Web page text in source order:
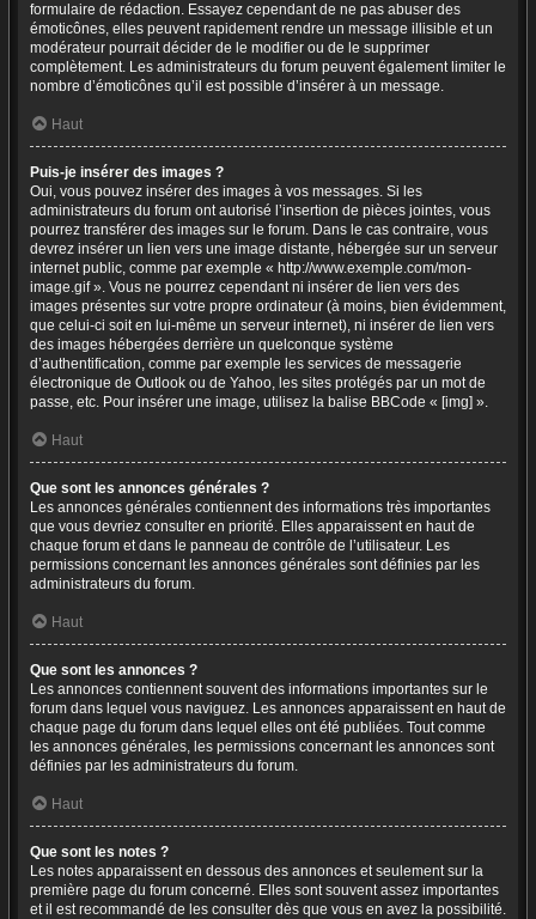
formulaire de rédaction. Essayez cependant de ne pas abuser des
émoticônes, elles peuvent rapidement rendre un message illisible et un
modérateur pourrait décider de le modifier ou de le supprimer
complètement. Les administrateurs du forum peuvent également limiter le
nombre d’émoticônes qu’il est possible d’insérer à un message.
Haut
Puis-je insérer des images ?
Oui, vous pouvez insérer des images à vos messages. Si les
administrateurs du forum ont autorisé l’insertion de pièces jointes, vous
pourrez transférer des images sur le forum. Dans le cas contraire, vous
devrez insérer un lien vers une image distante, hébergée sur un serveur
internet public, comme par exemple « http://www.exemple.com/mon-
image.gif ». Vous ne pourrez cependant ni insérer de lien vers des
images présentes sur votre propre ordinateur (à moins, bien évidemment,
que celui-ci soit en lui-même un serveur internet), ni insérer de lien vers
des images hébergées derrière un quelconque système
d’authentification, comme par exemple les services de messagerie
électronique de Outlook ou de Yahoo, les sites protégés par un mot de
passe, etc. Pour insérer une image, utilisez la balise BBCode « [img] ».
Haut
Que sont les annonces générales ?
Les annonces générales contiennent des informations très importantes
que vous devriez consulter en priorité. Elles apparaissent en haut de
chaque forum et dans le panneau de contrôle de l’utilisateur. Les
permissions concernant les annonces générales sont définies par les
administrateurs du forum.
Haut
Que sont les annonces ?
Les annonces contiennent souvent des informations importantes sur le
forum dans lequel vous naviguez. Les annonces apparaissent en haut de
chaque page du forum dans lequel elles ont été publiées. Tout comme
les annonces générales, les permissions concernant les annonces sont
définies par les administrateurs du forum.
Haut
Que sont les notes ?
Les notes apparaissent en dessous des annonces et seulement sur la
première page du forum concerné. Elles sont souvent assez importantes
et il est recommandé de les consulter dès que vous en avez la possibilité.